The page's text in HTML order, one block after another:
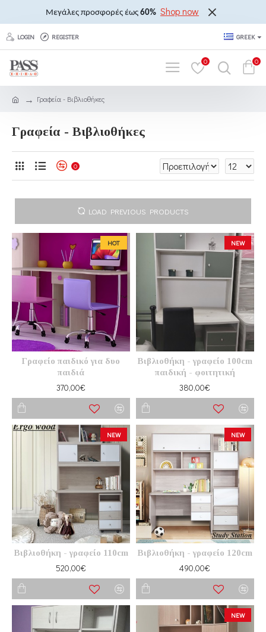
Μεγάλες προσφορές έως 60% Shop now
LOGIN REGISTER GREEK
0 0
Γραφεία - Βιβλιοθήκες
Γραφεία - Βιβλιοθήκες
0
LOAD PREVIOUS PRODUCTS
HOT
Γραφείο παιδικό για δυο
παιδιά
370,00€
NEW
Βιβλιοθήκη - γραφείο 100cm
παιδική - φοιτητική
380,00€
NEW
Βιβλιοθήκη - γραφείο 110cm
520,00€
NEW
Βιβλιοθήκη - γραφείο 120cm
490,00€
NEW